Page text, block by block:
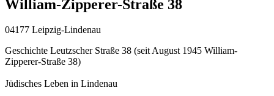
William-Zipperer-Straße 38
04177 Leipzig-Lindenau
Geschichte Leutzscher Straße 38 (seit August 1945 William-
Zipperer-Straße 38)
Jüdisches Leben in Lindenau